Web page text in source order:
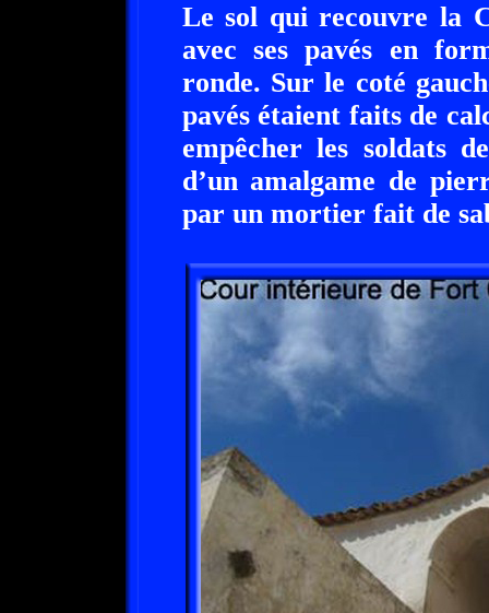
Le sol qui recouvre la
avec ses pavés en
ronde. Sur le coté
pavés étaient faits de
empêcher les soldats
d’un amalgame de
par un mortier fait de